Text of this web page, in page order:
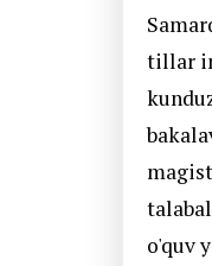
tillar
o'quv